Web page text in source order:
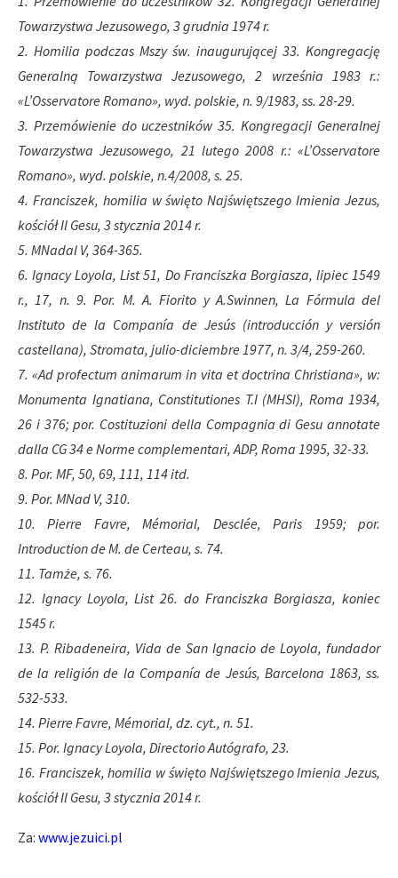
Towarzystwa Jezusowego, 3 grudnia 1974 r.
2. Homilia podczas Mszy św. inaugurującej 33. Kongregację
Generalną Towarzystwa Jezusowego, 2 września 1983 r.:
«L’Osservatore Romano», wyd. polskie, n. 9/1983, ss. 28-29.
3. Przemówienie do uczestników 35. Kongregacji Generalnej
Towarzystwa Jezusowego, 21 lutego 2008 r.: «L’Osservatore
Romano», wyd. polskie, n.4/2008, s. 25.
4. Franciszek, homilia w święto Najświętszego Imienia Jezus,
kościół Il Gesu, 3 stycznia 2014 r.
5. MNadal V, 364-365.
6. Ignacy Loyola, List 51, Do Franciszka Borgiasza, lipiec 1549
r., 17, n. 9. Por. M. A. Fiorito y A.Swinnen, La Fórmula del
Instituto de la Companía de Jesús (introducción y versión
castellana), Stromata, julio-diciembre 1977, n. 3/4, 259-260.
7. «Ad profectum animarum in vita et doctrina Christiana», w:
Monumenta Ignatiana, Constitutiones T.I (MHSI), Roma 1934,
26 i 376; por. Costituzioni della Compagnia di Gesu annotate
dalla CG 34 e Norme complementari, ADP, Roma 1995, 32-33.
8. Por. MF, 50, 69, 111, 114 itd.
9. Por. MNad V, 310.
10. Pierre Favre, Mémorial, Desclée, Paris 1959; por.
Introduction de M. de Certeau, s. 74.
11. Tamże, s. 76.
12. Ignacy Loyola, List 26. do Franciszka Borgiasza, koniec
1545 r.
13. P. Ribadeneira, Vida de San Ignacio de Loyola, fundador
de la religión de la Companía de Jesús, Barcelona 1863, ss.
532-533.
14. Pierre Favre, Mémorial, dz. cyt., n. 51.
15. Por. Ignacy Loyola, Directorio Autógrafo, 23.
16. Franciszek, homilia w święto Najświętszego Imienia Jezus,
kościół Il Gesu, 3 stycznia 2014 r.
Za: www.jezuici.pl